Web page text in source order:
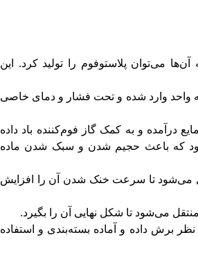
می‌توان پلاستوفوم را تولید کرد. این
به واحد وارد شده و تحت فشار و دمای خاصی
درآمده و به کمک گاز فوم‌کننده باد داده
که باعث حجیم شدن و سبک شدن ماده
می‌شود تا سرعت خنک شدن آن را افزایش
می‌شود تا شکل نهایی آن را بگیرد.
برش داده و آماده بسته‌بندی و استفاده